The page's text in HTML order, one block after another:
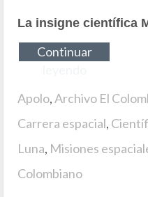
La insigne científica
Continuar
Apolo,Archivo El
Carrera espacial,
Luna, Misiones
Colombiano